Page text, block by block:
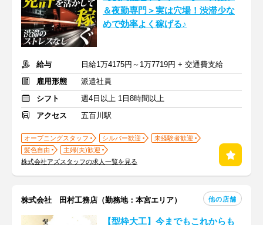
＆夜勤専門＞実は穴場！渋滞少な
めで効率よく稼げる♪
給与
日給1万4175円～1万7719円 + 交通費支給
雇用形態
派遣社員
シフト
週4日以上 1日8時間以上
アクセス
五百川駅
オープニングスタッフ シルバー歓迎
未経験者歓迎
髪色自由
主婦(夫)歓迎
株式会社アズスタッフの求人一覧を見る
株式会社 田村工務店（勤務地：本宮エリア） 他の店舗
【型枠大工】今までもこれからも